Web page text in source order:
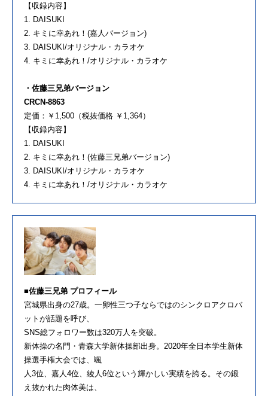
【収録内容】
1. DAISUKI
2. キミに幸あれ！(嘉人バージョン)
3. DAISUKI/オリジナル・カラオケ
4. キミに幸あれ！/オリジナル・カラオケ
・佐藤三兄弟バージョン
CRCN-8863
定価：￥1,500（税抜価格 ￥1,364）
【収録内容】
1. DAISUKI
2. キミに幸あれ！(佐藤三兄弟バージョン)
3. DAISUKI/オリジナル・カラオケ
4. キミに幸あれ！/オリジナル・カラオケ
■佐藤三兄弟 プロフィール
宮城県出身の27歳。一卵性三つ子ならではのシンクロアクロバ
ットが話題を呼び、
SNS総フォロワー数は320万人を突破。
新体操の名門・青森大学新体操部出身。2020年全日本学生新体
操選手権大会では、颯
人3位、嘉人4位、綾人6位という輝かしい実績を誇る。その鍛
え抜かれた肉体美は、